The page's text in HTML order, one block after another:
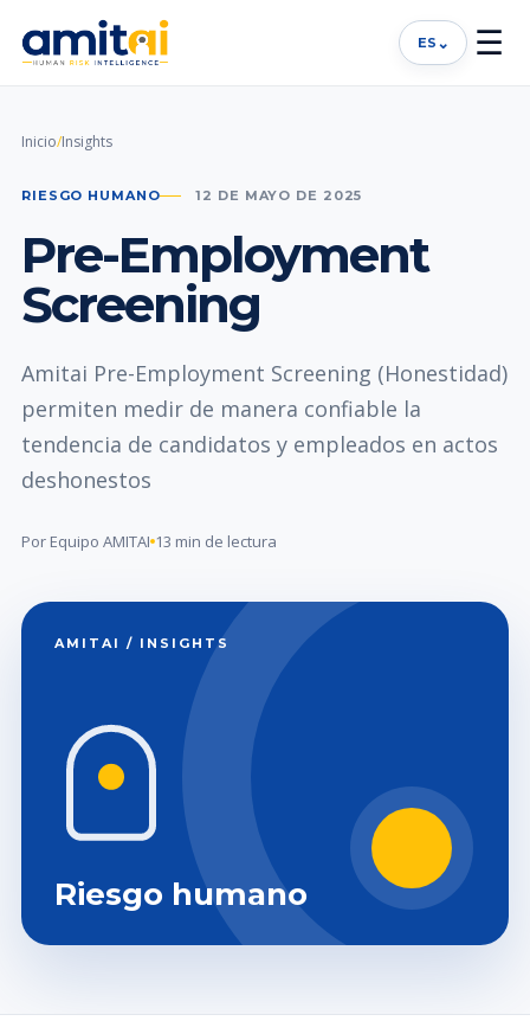
ES ⌄ ☰
Inicio/Insights
RIESGO HUMANO 12 DE MAYO DE 2025
Pre-Employment
Screening
Amitai Pre-Employment Screening (Honestidad)
permiten medir de manera confiable la
tendencia de candidatos y empleados en actos
deshonestos
Por Equipo AMITAI 13 min de lectura
AMITAI / INSIGHTS
Riesgo humano